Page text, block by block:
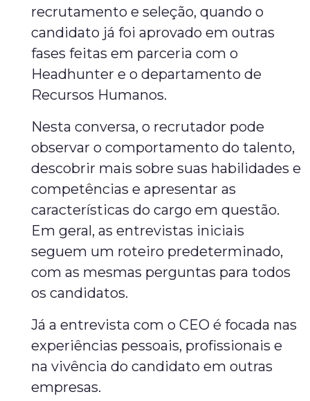
recrutamento e seleção, quando o
candidato já foi aprovado em outras
fases feitas em parceria com o
Headhunter e o departamento de
Recursos Humanos.
Nesta conversa, o recrutador pode
observar o comportamento do talento,
descobrir mais sobre suas habilidades e
competências e apresentar as
características do cargo em questão.
Em geral, as entrevistas iniciais
seguem um roteiro predeterminado,
com as mesmas perguntas para todos
os candidatos.
Já a entrevista com o CEO é focada nas
experiências pessoais, profissionais e
na vivência do candidato em outras
empresas.